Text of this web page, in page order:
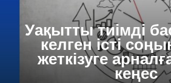
Уақытты тиімді
келген істі
жеткізуге
кеңес